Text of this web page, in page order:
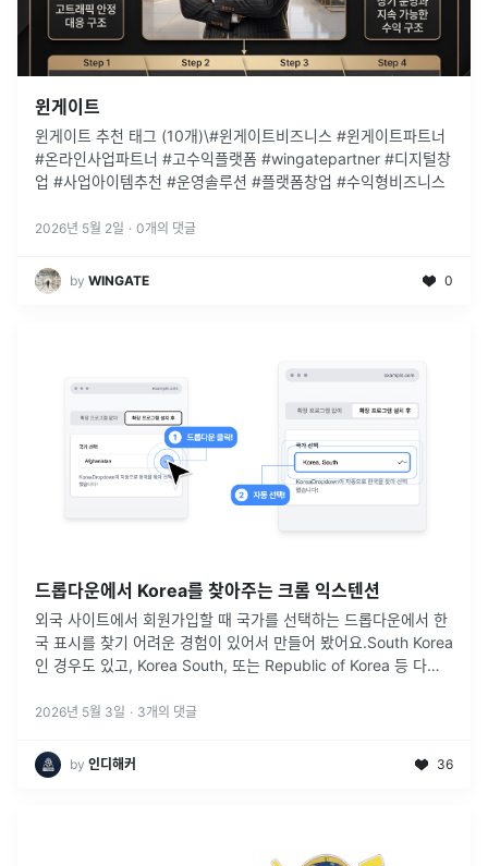
윈게이트
윈게이트 추천 태그 (10개)\#윈게이트비즈니스 #윈게이트파트너
#온라인사업파트너 #고수익플랫폼 #wingatepartner #디지털창
업 #사업아이템추천 #운영솔루션 #플랫폼창업 #수익형비즈니스
2026년 5월 2일 · 0개의 댓글
by WINGATE 0
드롭다운에서 Korea를 찾아주는 크롬 익스텐션
외국 사이트에서 회원가입할 때 국가를 선택하는 드롭다운에서 한
국 표시를 찾기 어려운 경험이 있어서 만들어 봤어요.South Korea
인 경우도 있고, Korea South, 또는 Republic of Korea 등 다양
2026년 5월 3일 · 3개의 댓글
by 인디해커 36